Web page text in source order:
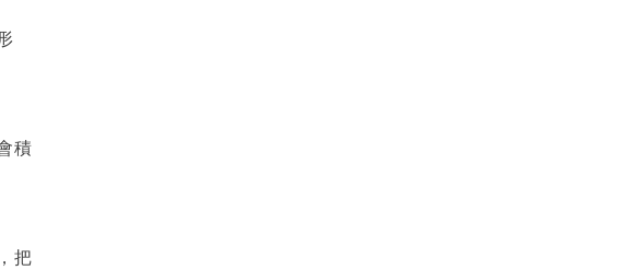
積
把